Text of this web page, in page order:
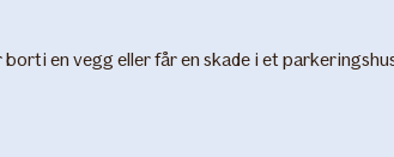
en vegg eller får en skade i et